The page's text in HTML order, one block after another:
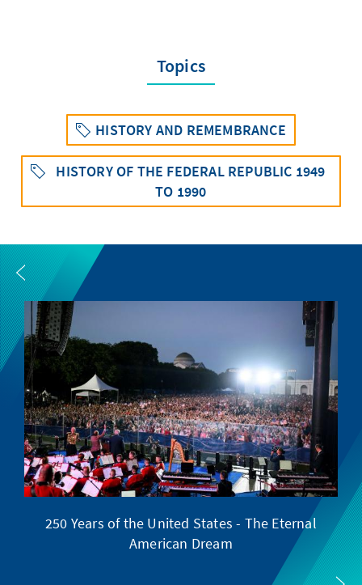
Topics
HISTORY AND REMEMBRANCE
HISTORY OF THE FEDERAL REPUBLIC 1949
TO 1990
250 Years of the United States - The Eternal
American Dream